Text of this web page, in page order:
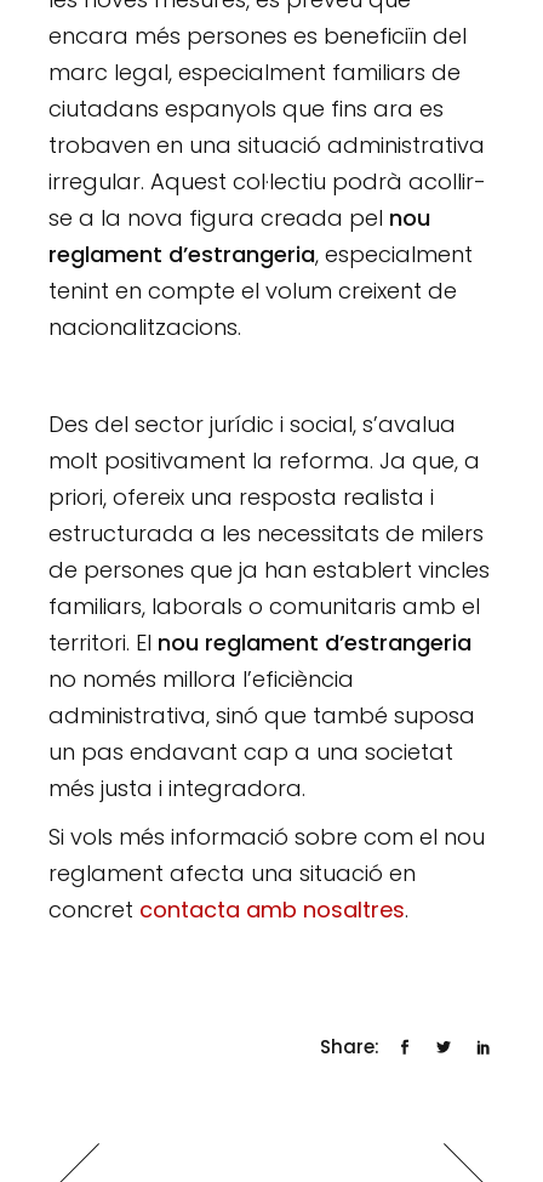
encara més persones es beneficiïn del
marc legal, especialment familiars de
ciutadans espanyols que fins ara es
trobaven en una situació administrativa
irregular. Aquest col·lectiu podrà acollir-
se a la nova figura creada pel nou
reglament d’estrangeria, especialment
tenint en compte el volum creixent de
nacionalitzacions.
Des del sector jurídic i social, s’avalua
molt positivament la reforma. Ja que, a
priori, ofereix una resposta realista i
estructurada a les necessitats de milers
de persones que ja han establert vincles
familiars, laborals o comunitaris amb el
territori. El nou reglament d’estrangeria
no només millora l’eficiència
administrativa, sinó que també suposa
un pas endavant cap a una societat
més justa i integradora.
Si vols més informació sobre com el nou
reglament afecta una situació en
concret contacta amb nosaltres.
Share: